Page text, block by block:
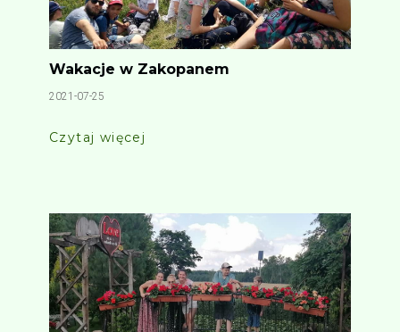
Wakacje w Zakopanem
2021-07-25
Czytaj więcej